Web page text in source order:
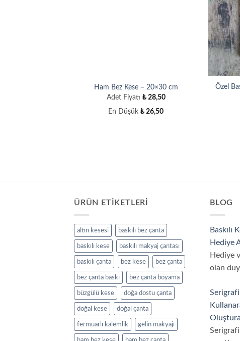
Ham Bez Kese – 20×30 cm
Adet Fiyatı ₺28,50
En Düşük₺ 26,50
Özel
ÜRÜN ETIKETLERI
altın kesesi baskılı bez çanta
baskılı kese baskılı makyaj çantası
baskılı çanta bez kese bez çanta
bez çanta baskı bez çanta boyama
büzgülü kese doğa dostu çanta
doğal kese doğal çanta
fermuarlı kalemlik gelin makyajı
BLOG
Baskılı
Hediye
Hediye
olan
Serigrafi
Serigrafi